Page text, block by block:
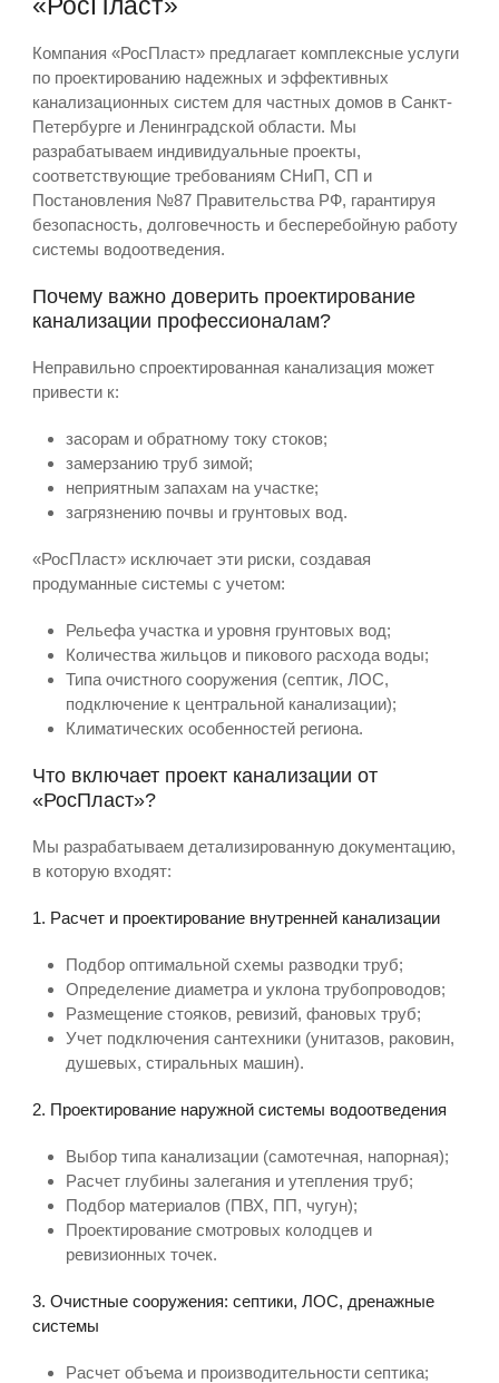
«РосПласт»
Компания «РосПласт» предлагает комплексные услуги
по проектированию надежных и эффективных
канализационных систем для частных домов в Санкт-
Петербурге и Ленинградской области. Мы
разрабатываем индивидуальные проекты,
соответствующие требованиям СНиП, СП и
Постановления №87 Правительства РФ, гарантируя
безопасность, долговечность и бесперебойную работу
системы водоотведения.
Почему важно доверить проектирование
канализации профессионалам?
Неправильно спроектированная канализация может
привести к:
засорам и обратному току стоков;
замерзанию труб зимой;
неприятным запахам на участке;
загрязнению почвы и грунтовых вод.
«РосПласт» исключает эти риски, создавая
продуманные системы с учетом:
Рельефа участка и уровня грунтовых вод;
Количества жильцов и пикового расхода воды;
Типа очистного сооружения (септик, ЛОС,
подключение к центральной канализации);
Климатических особенностей региона.
Что включает проект канализации от
«РосПласт»?
Мы разрабатываем детализированную документацию,
в которую входят:
1. Расчет и проектирование внутренней канализации
Подбор оптимальной схемы разводки труб;
Определение диаметра и уклона трубопроводов;
Размещение стояков, ревизий, фановых труб;
Учет подключения сантехники (унитазов, раковин,
душевых, стиральных машин).
2. Проектирование наружной системы водоотведения
Выбор типа канализации (самотечная, напорная);
Расчет глубины залегания и утепления труб;
Подбор материалов (ПВХ, ПП, чугун);
Проектирование смотровых колодцев и
ревизионных точек.
3. Очистные сооружения: септики, ЛОС, дренажные
системы
Расчет объема и производительности септика;